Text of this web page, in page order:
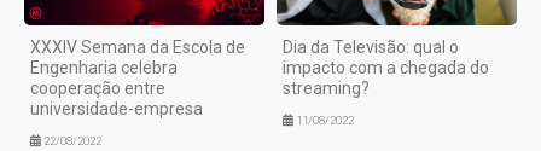
XXXIV Semana da Escola de
Engenharia celebra
cooperação entre
universidade-empresa
22/08/2022
Dia da Televisão: qual o
impacto com a chegada do
streaming?
11/08/2022